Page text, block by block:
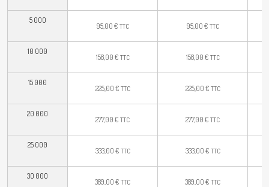
5 000
95,00€ TTC 95,00€ TTC
10 000
158,00€ TTC 158,00€ TTC
15 000
225,00€ TTC 225,00€ TTC
20 000
277,00€ TTC 277,00€ TTC
25 000
333,00€ TTC 333,00€ TTC
30 000
389,00€ TTC 389,00€ TTC